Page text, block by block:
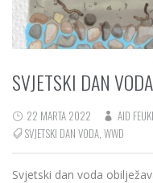
SVJETSKI DAN
22 MARTA 2022 AID
SVJETSKI DAN VODA WWD
Svjetski dan voda